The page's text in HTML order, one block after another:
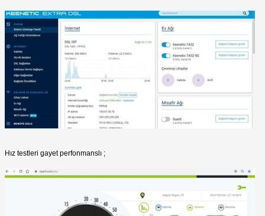
Hız testleri gayet perfonmanslı ;